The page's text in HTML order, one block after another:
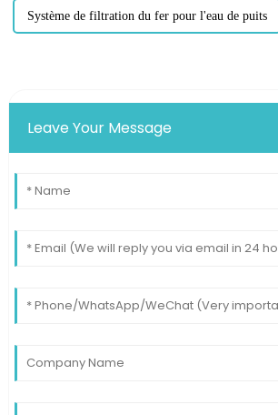
Système de filtration du fer pour l'eau de puits
Leave Your Message